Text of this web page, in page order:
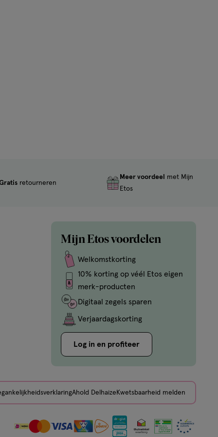
retourneren
Meer voordeel
met Mijn
Etos
Mijn Etos voordelen
Welkomstkorting
10% korting op véél Etos eigen
merk-producten
Digitaal zegels sparen
Verjaardagskorting
Log in en profiteer
Ahold Delhaize Kwetsbaarheid melden